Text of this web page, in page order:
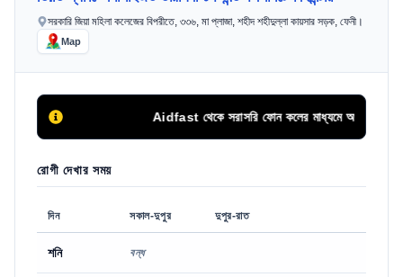
সরকারি জিয়া মহিলা কলেজের বিপরীতে, ৩৩৬, মা প্লাজা, শহীদ শহীদুল্লা কায়সার সড়ক, ফেনী।
Map
Aidfast থেকে সরাসরি ফোন কলের মাধ্যমে অথবা এপয়েন্টমেন্ট
রোগী দেখার সময়
দিন সকাল-দুপুর দুপুর-রাত
শনি বন্ধ